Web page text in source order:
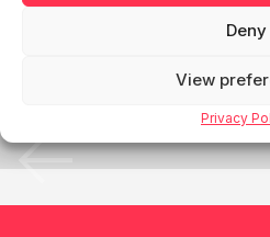
Deny
View
Privacy
Stora Enso